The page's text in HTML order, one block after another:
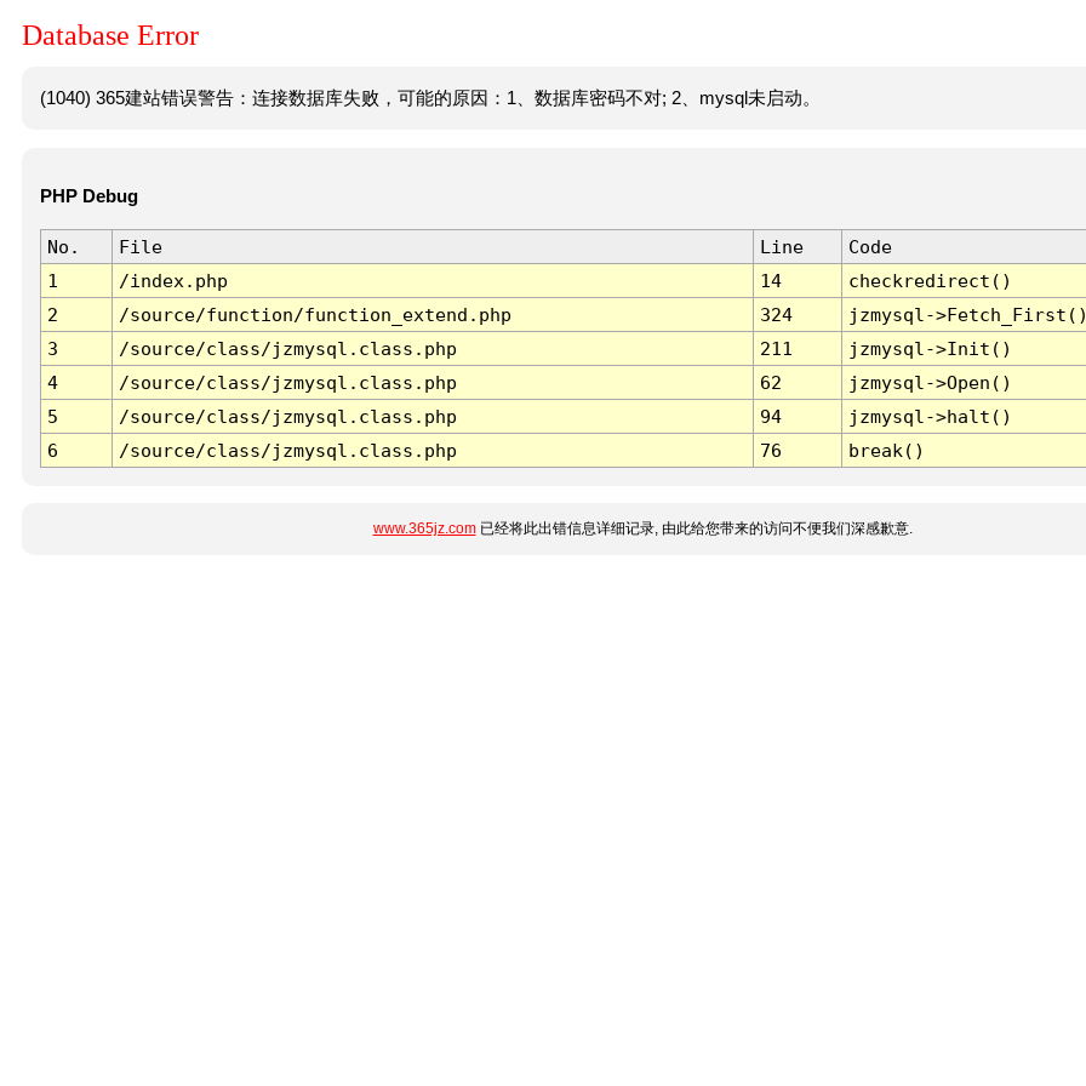
Database Error
(1040) 365建站错误警告：连接数据库失败，可能的原因：1、数据库密码不对; 2、mysql未启动。
PHP Debug
No. File Line
Code
1
/index.php 14
checkredirect()
2
/source/function/function_extend.php 324
jzmysql-
3
/source/class/jzmysql.class.php 211
jzmysql->Init()
4
/source/class/jzmysql.class.php 62
jzmysql->Open()
5
/source/class/jzmysql.class.php 94
jzmysql->halt()
6
/source/class/jzmysql.class.php 76 break()
www.365jz.com已经将此出错信息详细记录, 由此给您带来的访问不便我们深感歉意.